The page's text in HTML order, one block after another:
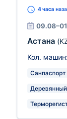
4 часа
Астана
Кол. машин:
Санпаспорт